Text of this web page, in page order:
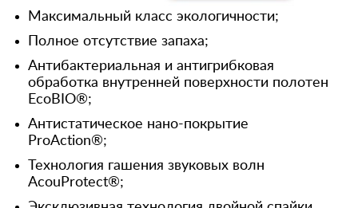
Максимальный класс экологичности;
Полное отсутствие запаха;
Антибактериальная и антигрибковая
обработка внутренней поверхности полотен
EcoBIO®;
Антистатическое нано-покрытие
ProAction®;
Технология гашения звуковых волн
AcouProtect®;